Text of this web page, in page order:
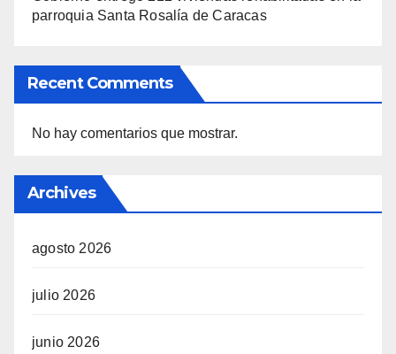
parroquia Santa Rosalía de Caracas
Recent Comments
No hay comentarios que mostrar.
Archives
agosto 2026
julio 2026
junio 2026